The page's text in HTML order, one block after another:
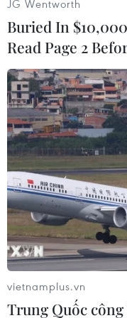
#Costa Rica
#Độc quyền
Theo dõi VietnamPlus
JG Wentworth
Buried In
Read Page 2
vietnamplus.vn
Trung Quốc